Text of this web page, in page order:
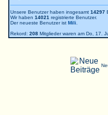
Unsere Benutzer haben insgesamt 14297
Wir haben 14021 registrierte Benutzer.
Der neueste Benutzer ist Mili
Rekord: 208 Mitglieder waren am Do, 17.